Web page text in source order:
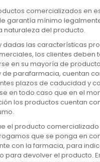
comercializados en
garantía mínimo
naturaleza del producto.
dadas las características
los clientes deben
en su mayoría de
de parafarmacia, cuentan
plazos de caducidad y
en todo caso que en el
los productos cuentan
el producto
que se ponga en
con la farmacia, para
para devolver el producto.